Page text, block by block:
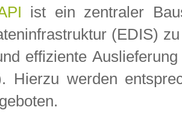
ist ein zentraler
(EDIS)
effiziente
Hierzu werden